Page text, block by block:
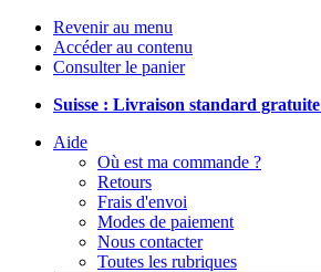
Revenir au menu
Accéder au contenu
Consulter le panier
Suisse : Livraison standard gratuite
Aide
Où est ma commande ?
Retours
Frais d'envoi
Modes de paiement
Nous contacter
Toutes les rubriques